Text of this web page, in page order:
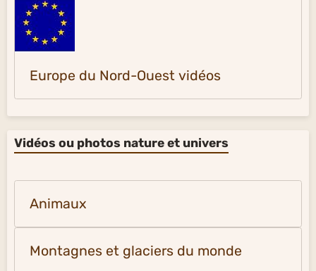
Europe du Nord-Ouest vidéos
Vidéos ou photos nature et univers
Animaux
Montagnes et glaciers du monde